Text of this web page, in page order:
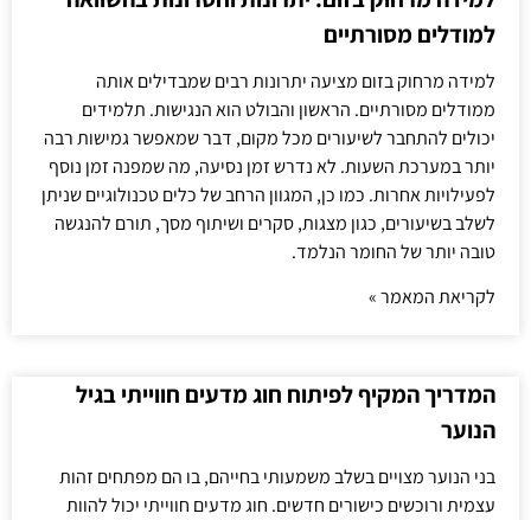
למודלים מסורתיים
למידה מרחוק בזום מציעה יתרונות רבים שמבדילים אותה
ממודלים מסורתיים. הראשון והבולט הוא הנגישות. תלמידים
יכולים להתחבר לשיעורים מכל מקום, דבר שמאפשר גמישות רבה
יותר במערכת השעות. לא נדרש זמן נסיעה, מה שמפנה זמן נוסף
לפעילויות אחרות. כמו כן, המגוון הרחב של כלים טכנולוגיים שניתן
לשלב בשיעורים, כגון מצגות, סקרים ושיתוף מסך, תורם להנגשה
טובה יותר של החומר הנלמד.
לקריאת המאמר »
המדריך המקיף לפיתוח חוג מדעים חווייתי בגיל
הנוער
בני הנוער מצויים בשלב משמעותי בחייהם, בו הם מפתחים זהות
עצמית ורוכשים כישורים חדשים. חוג מדעים חווייתי יכול להוות